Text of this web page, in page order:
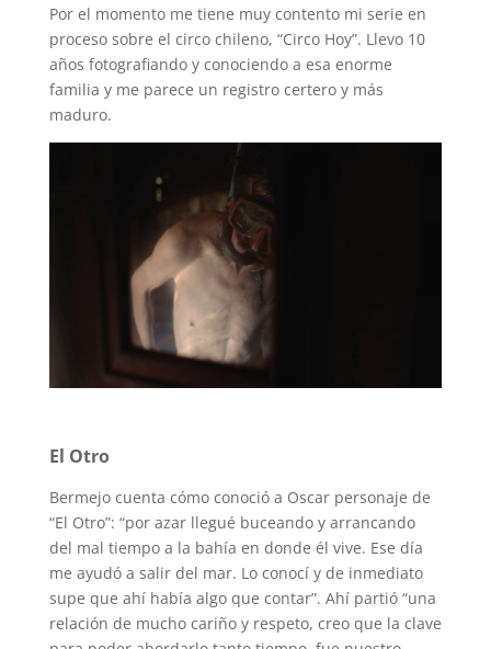
Por el momento me tiene muy contento mi serie en
proceso sobre el circo chileno, “Circo Hoy”. Llevo 10
años fotografiando y conociendo a esa enorme
familia y me parece un registro certero y más
maduro.
El Otro
Bermejo cuenta cómo conoció a Oscar personaje de
“El Otro”: “por azar llegué buceando y arrancando
del mal tiempo a la bahía en donde él vive. Ese día
me ayudó a salir del mar. Lo conocí y de inmediato
supe que ahí había algo que contar”. Ahí partió “una
relación de mucho cariño y respeto, creo que la clave